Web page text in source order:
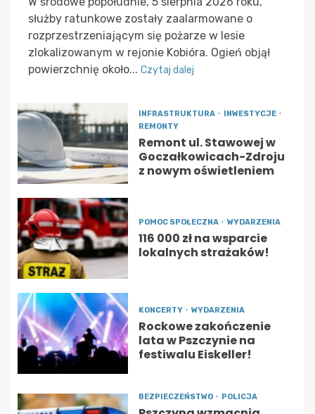
służby ratunkowe zostały zaalarmowane o
rozprzestrzeniającym się pożarze w lesie
zlokalizowanym w rejonie Kobióra. Ogień objął
powierzchnię około... Czytaj dalej
INFRASTRUKTURA
INWESTYCJE
REMONTY
Remont ul. Stawowej w
Goczałkowicach-Zdroju
z nowym oświetleniem
POMOC SPOŁECZNA WYDARZENIA
116 000 zł na wsparcie
lokalnych strażaków!
KONCERTY WYDARZENIA
Rockowe zakończenie
lata w Pszczynie na
festiwalu Eiskeller!
BEZPIECZEŃSTWO POLICJA